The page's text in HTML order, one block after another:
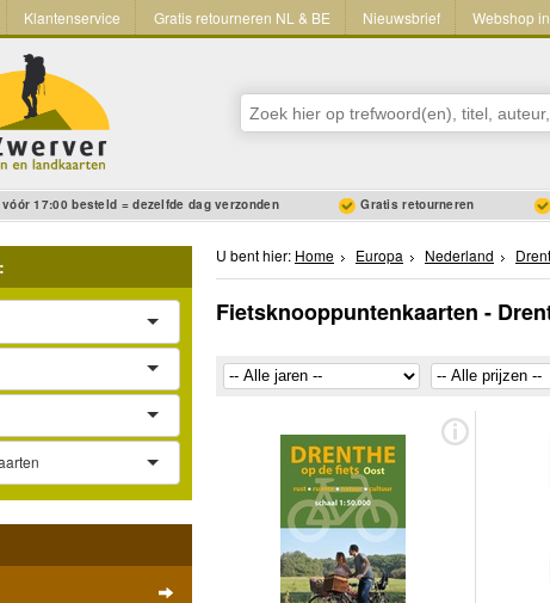
Klantenservice Gratis retourneren NL & BE Nieuwsbrief Webshop
17:00 besteld = dezelfde dag verzonden Gratis retourneren
U bent hier: Home Europa Nederland
Fietsknooppuntenkaarten -